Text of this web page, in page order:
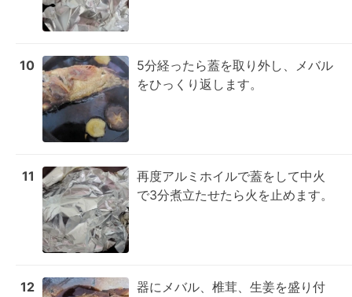
10
5分経ったら蓋を取り外し、メバル
をひっくり返します。
11
再度アルミホイルで蓋をして中火
で3分煮立たせたら火を止めます。
12
器にメバル、椎茸、生姜を盛り付